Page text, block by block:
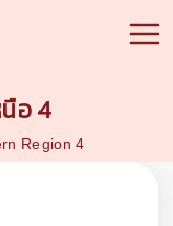
อ 4
Region 4